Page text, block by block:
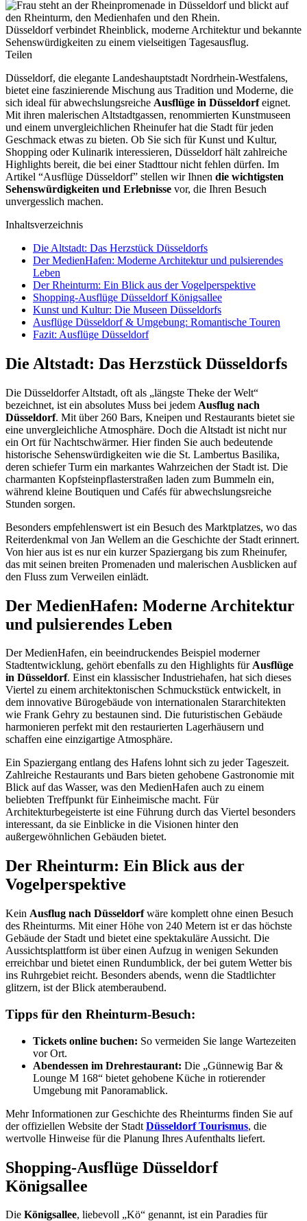
Düsseldorf verbindet Rheinblick, moderne Architektur und bekannte
Sehenswürdigkeiten zu einem vielseitigen Tagesausflug.
Teilen
Düsseldorf, die elegante Landeshauptstadt Nordrhein-Westfalens,
bietet eine faszinierende Mischung aus Tradition und Moderne, die
sich ideal für abwechslungsreiche Ausflüge in Düsseldorfeignet.
Mit ihren malerischen Altstadtgassen, renommierten Kunstmuseen
und einem unvergleichlichen Rheinufer hat die Stadt für jeden
Geschmack etwas zu bieten. Ob Sie sich für Kunst und Kultur,
Shopping oder Kulinarik interessieren, Düsseldorf hält zahlreiche
Highlights bereit, die bei einer Stadttour nicht fehlen dürfen. Im
Artikel “Ausflüge Düsseldorf” stellen wir Ihnen die wichtigsten
Sehenswürdigkeiten und Erlebnisse vor, die Ihren Besuch
unvergesslich machen.
Inhaltsverzeichnis
Die Altstadt: Das Herzstück Düsseldorfs
Der MedienHafen: Moderne Architektur und pulsierendes
Leben
Der Rheinturm: Ein Blick aus der Vogelperspektive
Shopping-Ausflüge Düsseldorf Königsallee
Kunst und Kultur: Die Museen Düsseldorfs
Ausflüge Düsseldorf & Umgebung: Romantische Touren
Fazit: Ausflüge Düsseldorf
Die Altstadt: Das Herzstück Düsseldorfs
Die Düsseldorfer Altstadt, oft als „längste Theke der Welt“
bezeichnet, ist ein absolutes Muss bei jedem Ausflug nach
Düsseldorf. Mit über 260 Bars, Kneipen und Restaurants bietet sie
eine unvergleichliche Atmosphäre. Doch die Altstadt ist nicht nur
ein Ort für Nachtschwärmer. Hier finden Sie auch bedeutende
historische Sehenswürdigkeiten wie die St. Lambertus Basilika,
deren schiefer Turm ein markantes Wahrzeichen der Stadt ist. Die
charmanten Kopfsteinpflasterstraßen laden zum Bummeln ein,
während kleine Boutiquen und Cafés für abwechslungsreiche
Stunden sorgen.
Besonders empfehlenswert ist ein Besuch des Marktplatzes, wo das
Reiterdenkmal von Jan Wellem an die Geschichte der Stadt erinnert.
Von hier aus ist es nur ein kurzer Spaziergang bis zum Rheinufer,
das mit seinen breiten Promenaden und malerischen Ausblicken auf
den Fluss zum Verweilen einlädt.
Der MedienHafen: Moderne Architektur
und pulsierendes Leben
Der MedienHafen, ein beeindruckendes Beispiel moderner
Stadtentwicklung, gehört ebenfalls zu den Highlights fürAusflüge
in Düsseldorf. Einst ein klassischer Industriehafen, hat sich dieses
Viertel zu einem architektonischen Schmuckstück entwickelt, in
dem innovative Bürogebäude von internationalen Stararchitekten
wie Frank Gehry zu bestaunen sind. Die futuristischen Gebäude
harmonieren perfekt mit den restaurierten Lagerhäusern und
schaffen eine einzigartige Atmosphäre.
Ein Spaziergang entlang des Hafens lohnt sich zu jeder Tageszeit.
Zahlreiche Restaurants und Bars bieten gehobene Gastronomie mit
Blick auf das Wasser, was den MedienHafen auch zu einem
beliebten Treffpunkt für Einheimische macht. Für
Architekturbegeisterte ist eine Führung durch das Viertel besonders
interessant, da sie Einblicke in die Visionen hinter den
außergewöhnlichen Gebäuden bietet.
Der Rheinturm: Ein Blick aus der
Vogelperspektive
Kein Ausflug nach Düsseldorfwäre komplett ohne einen Besuch
des Rheinturms. Mit einer Höhe von 240 Metern ist er das höchste
Gebäude der Stadt und bietet eine spektakuläre Aussicht. Die
Aussichtsplattform ist über einen Aufzug in wenigen Sekunden
erreichbar und bietet einen Rundumblick, der bei gutem Wetter bis
ins Ruhrgebiet reicht. Besonders abends, wenn die Stadtlichter
glitzern, ist der Blick atemberaubend.
Tipps für den Rheinturm-Besuch:
Tickets online buchen: So vermeiden Sie lange Wartezeiten
vor Ort.
Abendessen im Drehrestaurant: Die „Günnewig Bar &
Lounge M 168“ bietet gehobene Küche in rotierender
Umgebung mit Panoramablick.
Mehr Informationen zur Geschichte des Rheinturms finden Sie auf
der offiziellen Website der Stadt Düsseldorf Tourismus, die
wertvolle Hinweise für die Planung Ihres Aufenthalts liefert.
Shopping-Ausflüge Düsseldorf
Königsallee
Die Königsallee, liebevoll „Kö“ genannt, ist ein Paradies für